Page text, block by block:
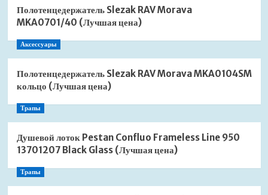
Полотенцедержатель Slezak RAV Morava
MKA0701/40 (Лучшая цена)
Аксессуары
Полотенцедержатель Slezak RAV Morava MKA0104SM
кольцо (Лучшая цена)
Трапы
Душевой лоток Pestan Confluo Frameless Line 950
13701207 Black Glass (Лучшая цена)
Трапы